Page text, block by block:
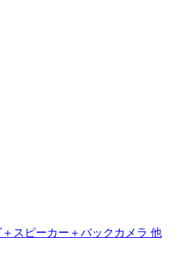
スピーカー＋バックカメラ 他